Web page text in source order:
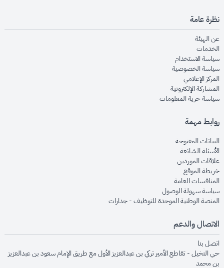
نظرة عامة
عن الهيئةopens in new window
الخدماتopens in new window
سياسة الاستخدام
سياسة الخصوصيةopens in new window
المركز الإعلاميopens in new window
المشاركة الإلكترونيةopens in new window
سياسة حرية المعلوماتopens in new window
روابط مهمة
البيانات المفتوحةopens in new window
الأسئلة الشائعةopens in new window
علاقات الموردينopens in new window
خريطة الموقعopens in new window
المنافسات العامةopens in new window
سياسة سهولة الوصولopens in new window
المنصة الوطنية الموحدة للتوظيف - جداراتopens in new window
الاتصال والدعم
اتصل بنا
حي النخيل - تقاطع الأمير تركي بن عبدالعزيز الأول مع طريق الإمام سعود بن عبدالعزيز
بن محمد